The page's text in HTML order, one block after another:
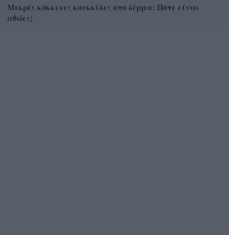
Μικρές κόκκινες κουκκίδες στο δέρμα: Πότε είναι
αθώες;